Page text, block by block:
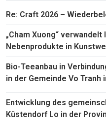
Re: Craft 2026 –
„Cham Xuong“
Nebenprodukte in
Bio-Teeanbau in
in der Gemeinde Vo Tranh
Entwicklung des
Küstendorf Lo in der